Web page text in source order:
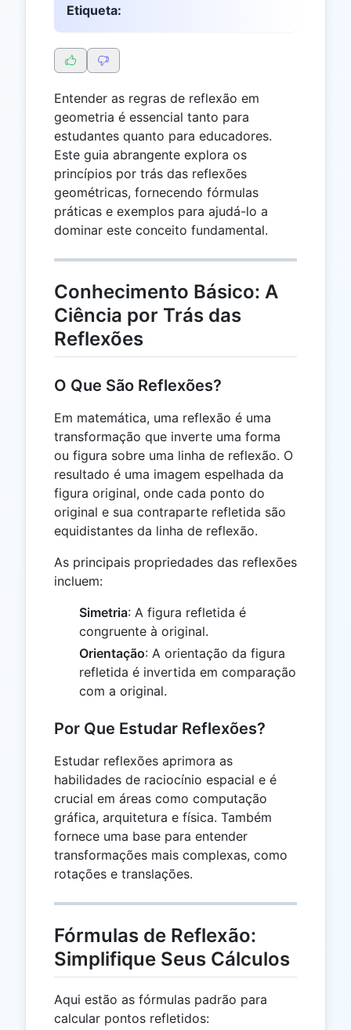
Etiqueta:
Entender as regras de reflexão em
geometria é essencial tanto para
estudantes quanto para educadores.
Este guia abrangente explora os
princípios por trás das reflexões
geométricas, fornecendo fórmulas
práticas e exemplos para ajudá-lo a
dominar este conceito fundamental.
Conhecimento Básico: A
Ciência por Trás das
Reflexões
O Que São Reflexões?
Em matemática, uma reflexão é uma
transformação que inverte uma forma
ou figura sobre uma linha de reflexão. O
resultado é uma imagem espelhada da
figura original, onde cada ponto do
original e sua contraparte refletida são
equidistantes da linha de reflexão.
As principais propriedades das reflexões
incluem:
Simetria: A figura refletida é
congruente à original.
Orientação: A orientação da figura
refletida é invertida em comparação
com a original.
Por Que Estudar Reflexões?
Estudar reflexões aprimora as
habilidades de raciocínio espacial e é
crucial em áreas como computação
gráfica, arquitetura e física. Também
fornece uma base para entender
transformações mais complexas, como
rotações e translações.
Fórmulas de Reflexão:
Simplifique Seus Cálculos
Aqui estão as fórmulas padrão para
calcular pontos refletidos: